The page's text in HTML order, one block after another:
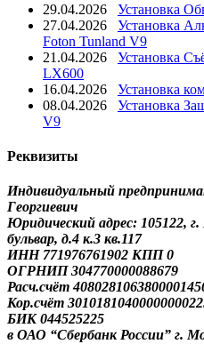
29.04.2026
Установка
27.04.2026
Установка
Foton Tunland V9
21.04.2026
Установка
LX600
16.04.2026
Установка
08.04.2026
Установка
V9
Реквизиты
Индивидуальный
Георгиевич
Юридический адрес: 105122,
бульвар, д.4 к.3 кв.117
ИНН 771976761902 КПП 0
ОГРНИП 304770000088679
Расч.счёт
Кор.счёт
БИК 044525225
в ОАО “Сбербанк России” г.